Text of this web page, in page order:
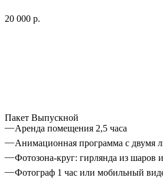
20 000 р.
Пакет Выпускной
Аренда помещения 2,5 часа
Анимационная программа с двумя
Фотозона-круг: гирлянда из шаров
Фотограф 1 час или мобильный